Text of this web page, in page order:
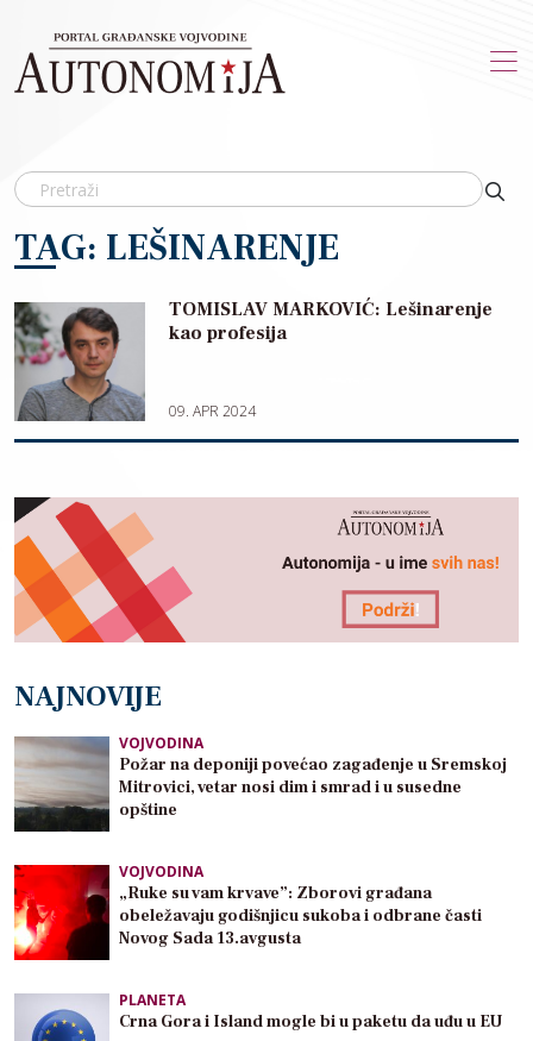
TAG: LEŠINARENJE
TOMISLAV MARKOVIĆ: Lešinarenje
kao profesija
09. APR 2024
NAJNOVIJE
VOJVODINA
Požar na deponiji povećao zagađenje u Sremskoj
Mitrovici, vetar nosi dim i smrad i u susedne
opštine
VOJVODINA
„Ruke su vam krvave”: Zborovi građana
obeležavaju godišnjicu sukoba i odbrane časti
Novog Sada 13.avgusta
PLANETA
Crna Gora i Island mogle bi u paketu da uđu u EU